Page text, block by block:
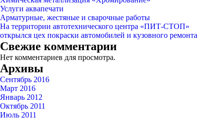
Услуги аквапечати
Арматурные, жестяные и сварочные работы
На территории автотехнического центра «ПИТ-СТОП»
открылся цех покраски автомобилей и кузовного ремонта
Свежие комментарии
Нет комментариев для просмотра.
Архивы
Сентябрь 2016
Март 2016
Январь 2012
Октябрь 2011
Июль 2011